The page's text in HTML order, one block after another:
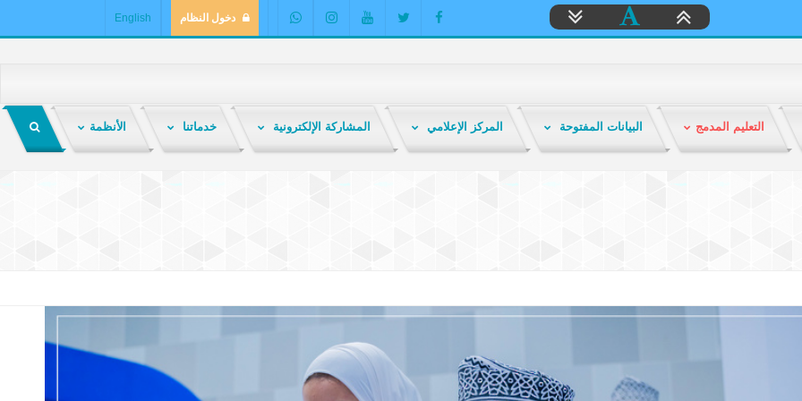
دخول النظام English
التعليم المدمج البيانات المفتوحة المركز الإعلامي المشاركة الإلكترونية خدماتنا الأنظمة